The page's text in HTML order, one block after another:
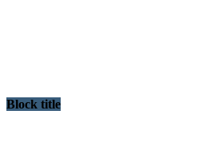
Block title